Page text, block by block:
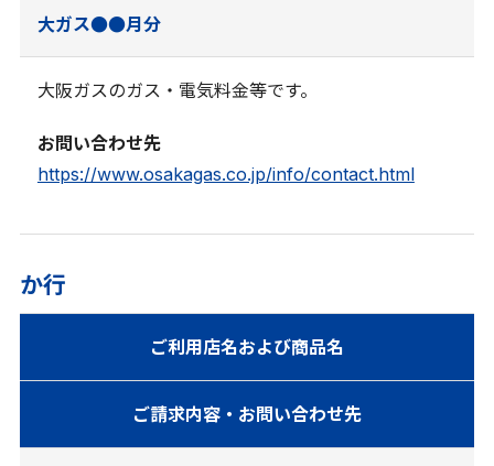
大ガス●●月分
大阪ガスのガス・電気料金等です。
お問い合わせ先
https://www.osakagas.co.jp/info/contact.html
か行
ご利用店名および商品名
ご請求内容・お問い合わせ先